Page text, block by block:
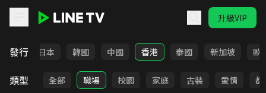
升級VIP
發行
台灣 日本 韓國 中國 香港 泰國 新加坡 歐
類型 全部 職場 校園 家庭 古裝 愛情 都